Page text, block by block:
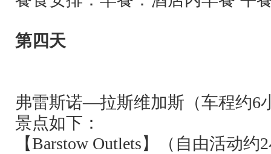
第四天
弗雷斯诺—拉斯维加斯（车程约6
景点如下：
【Barstow Outlets】（自由活动约2